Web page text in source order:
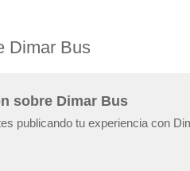
Dimar Bus
sobre Dimar Bus
publicando tu experiencia con